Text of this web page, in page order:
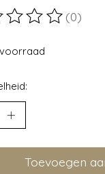
van dit
(0)
Toevoegen